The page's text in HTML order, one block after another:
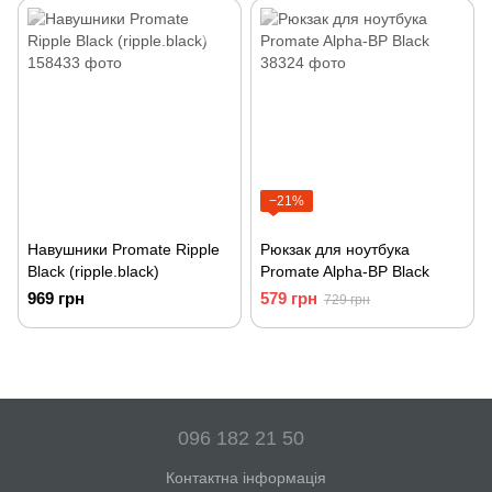
3.5 мм Grey (primehub-
pro.grey)
Навушники Promate Ripple
Black (ripple.black)
969 грн
−21%
Рюкзак для ноутбука
Promate Alpha-BP Black
579 грн 729 грн
096 182 21 50
Контактна інформація